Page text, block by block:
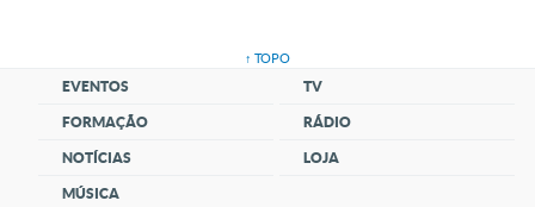
↑ TOPO
EVENTOS
FORMAÇÃO
NOTÍCIAS
MÚSICA
TV
RÁDIO
LOJA